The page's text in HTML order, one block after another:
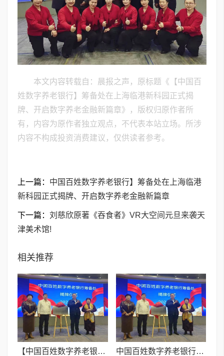
本文内容转载自：晨报之声，原标题《【中国百
姓数字养老银行】筹备处在上海临港新科园正式揭
牌、开启数字养老金融新篇章》，版权归原作者所
有，内容为原作者独立观点，不代表本站立场。所涉
内容不构成投资消费建议，仅供读者参考。
上一篇： 中国百姓数字养老银行】筹备处在上海临港
新科园正式揭牌、开启数字养老金融新篇章
下一篇： 刘慈欣原著《吞食者》VR大空间元旦来袭天
津美术馆!
相关推荐
【中国百姓数字养老银行】筹备处在上海临港新科园正式揭牌、开启数字养老金融新篇章 中国百姓数字养老银行】筹备处在上海临港新科园正式揭牌、开启数字养老金融新篇章